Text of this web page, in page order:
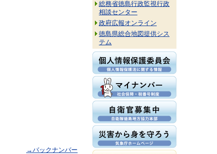
→バックナンバー
総務省徳島行政監視行政
相談センター
政府広報オンライン
徳島県総合地図提供シス
テム